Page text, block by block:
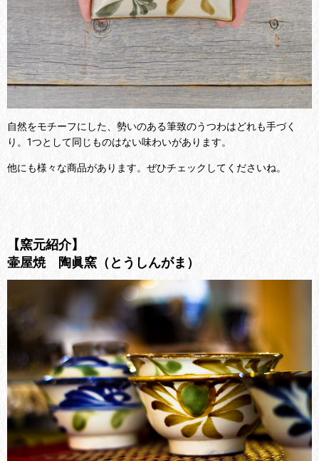
自然をモチーフにした、勢いのある筆致のうつわはどれも手づく
り。1つとして同じものはない味わいがあります。
他にも様々な商品があります。ぜひチェックしてくださいね。
【窯元紹介】
壷屋焼 陶眞窯（とうしんがま）